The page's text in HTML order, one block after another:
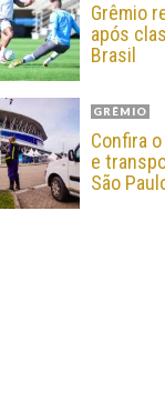
Grêmio
após
Brasil
GRÊMIO
Confira
e
São